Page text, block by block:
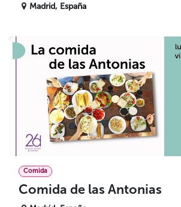
Madrid, España
Comida
Comida de las Antonias